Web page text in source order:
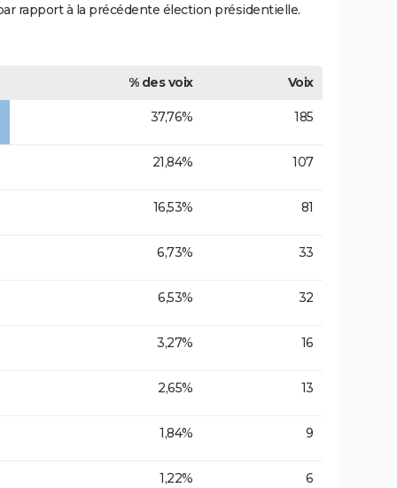
rapport à la précédente élection présidentielle.
% des voix Voix
37,76% 185
21,84% 107
16,53% 81
6,73% 33
6,53% 32
3,27% 16
2,65% 13
1,84% 9
1,22% 6